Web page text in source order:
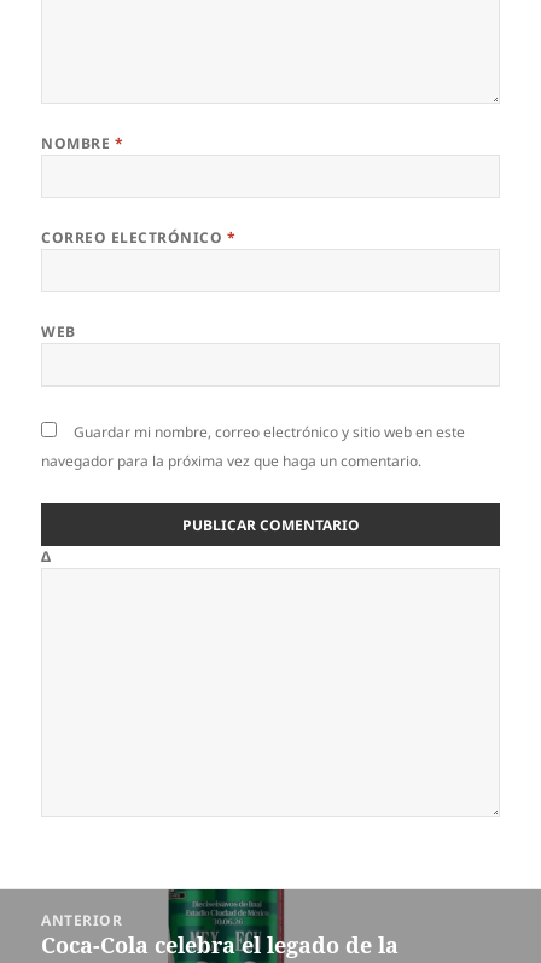
NOMBRE *
CORREO ELECTRÓNICO *
WEB
Guardar mi nombre, correo electrónico y sitio web en este
navegador para la próxima vez que haga un comentario.
Δ
ANTERIOR
Entrada
Coca-Cola celebra el legado de la